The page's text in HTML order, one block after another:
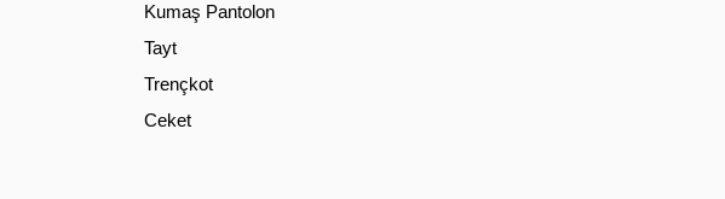
Kumaş Pantolon
Tayt
Trençkot
Ceket